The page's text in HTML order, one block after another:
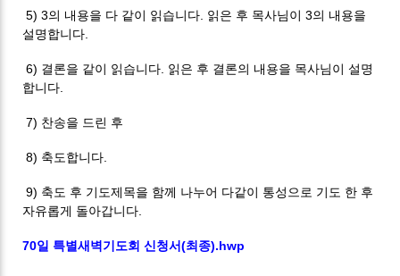
5) 3의 내용을 다 같이 읽습니다 읽은 후 목사님이3의 내용을
설명합니다
6) 결론을 같이 읽습니다 읽은 후 결론의 내용을 목사님이 설명
합니다
7) 찬송을 드린 후
8) 축도합니다
9) 축도 후 기도제목을 함께 나누어 다같이 통성으로 기도 한 후
자유롭게 돌아갑니다
70일 특별새벽기도회 신청서(최종).hwp